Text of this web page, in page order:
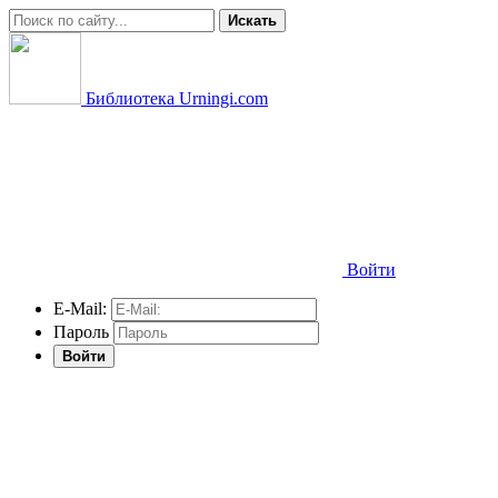
Искать
Библиотека Urningi.com
Войти
E-Mail:
Пароль
Войти